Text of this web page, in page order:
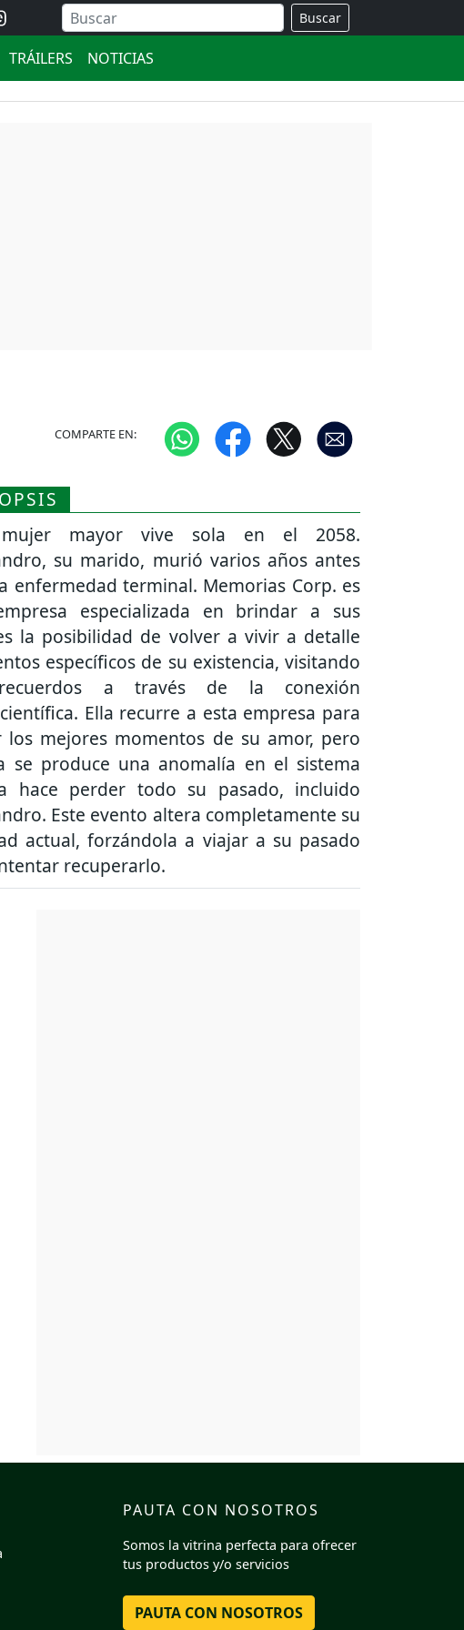
Buscar
TRÁILERS NOTICIAS
COMPARTE EN:
mayor vive sola en el 2058.
su marido, murió varios años antes
enfermedad terminal. Memorias Corp. es
especializada en brindar a sus
la posibilidad de volver a vivir a detalle
específicos de su existencia, visitando
a través de la conexión
Ella recurre a esta empresa para
los mejores momentos de su amor, pero
se produce una anomalía en el sistema
hace perder todo su pasado, incluido
Este evento altera completamente su
actual, forzándola a viajar a su pasado
recuperarlo.
PAUTA CON NOSOTROS
Somos la vitrina perfecta para ofrecer
tus productos y/o servicios
PAUTA CON NOSOTROS